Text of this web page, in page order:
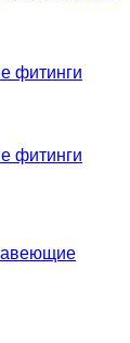
фитинги
фитинги